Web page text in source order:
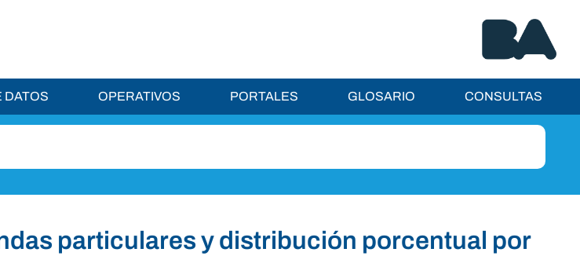
DATOS OPERATIVOS PORTALES GLOSARIO CONSULTAS
particulares y distribución porcentual por